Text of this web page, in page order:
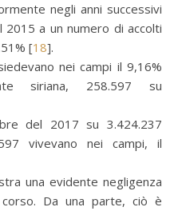
negli anni successivi
a un numero di accolti
[18].
nei campi il 9,16%
siriana, 258.597 su
del 2017 su 3.424.237
vivevano nei campi, il
una evidente negligenza
Da una parte, ciò è